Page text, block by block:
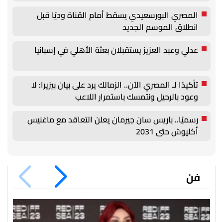
المصري البورسعيدي يسقط أمام القناة وديًا قبل
انطلاق الموسم الجديد
عدلي وعبد العزيز يستقبلان بعثة الأهلي في إسبانيا
تأكيدًا لـ المصري الآن.. الزمالك يرد على بيان بيزيرا: لا
وعود بالرحيل ونتمسك باستمرار اللاعب
رسميًا.. باريس سان جيرمان يعلن التعاقد مع ماغنيس
أكليوش حتى 2031
فن